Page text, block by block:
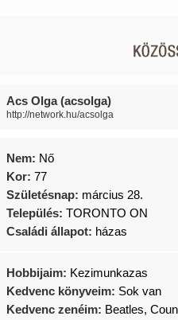
Acs Olga (acsolga)
http://network.hu/acsolga
Nem: Nő
Kor: 77
Születésnap: március 28.
Település: TORONTO ON
Családi állapot: házas
Hobbijaim: Kezimunkazas
Kedvenc könyveim: Sok van
Kedvenc zenéim: Beatles,